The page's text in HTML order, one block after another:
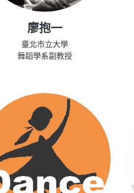
廖抱一
臺北市立大學
舞蹈學系副教授